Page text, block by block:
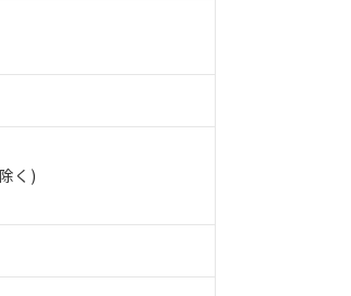
く)
去に遡って非含有を証明するものではありま
は、対応完了までの期間は出荷製品に未対
た。
から、特段のことがない限り、2022年1月12